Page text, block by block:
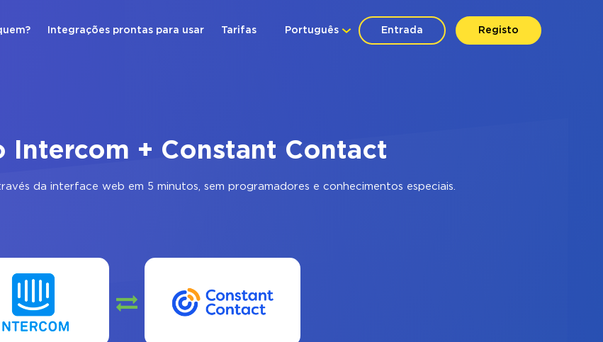
Entrada Registo
Português
Integrações prontas para usar Tarifas
Intercom + Constant Contact
da interface web em 5 minutos, sem programadores e conhecimentos especiais.